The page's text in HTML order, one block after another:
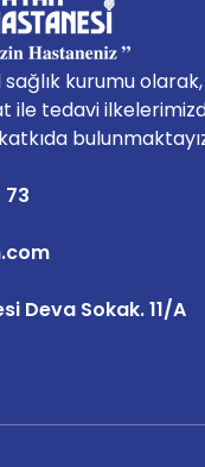
kurumu olarak,
ile tedavi
Deva Sokak. 11/A